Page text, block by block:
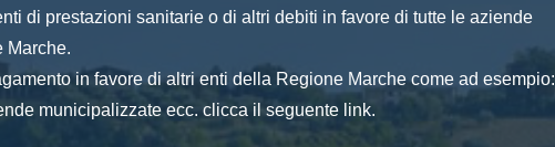
di prestazioni sanitarie o di altri debiti in favore di tutte le aziende
Marche.
in favore di altri enti della Regione Marche come ad esempio:
municipalizzate ecc. clicca il seguente link.